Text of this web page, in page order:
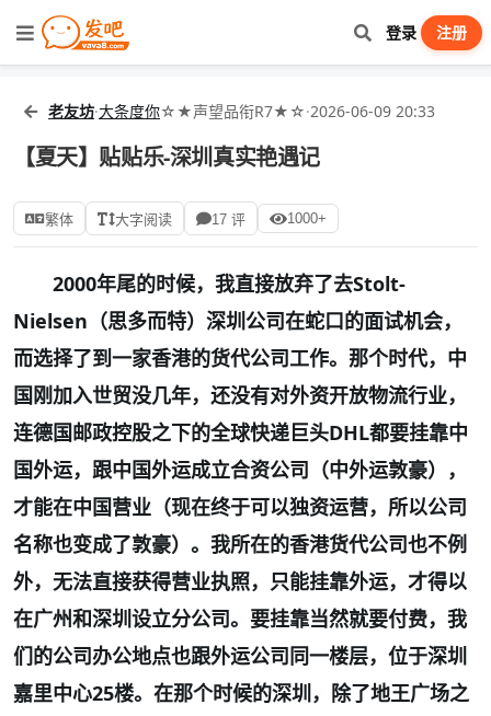
登录 注册
老友坊·大条度你☆★声望品衔R7★☆·2026-06-09 20:33
【夏天】贴贴乐-深圳真实艳遇记
繁体 大字阅读 17 评 1000+
2000年尾的时候，我直接放弃了去Stolt-
Nielsen （思多而特）深圳公司在蛇口的面试机会，
而选择了到一家香港的货代公司工作。那个时代，中
国刚加入世贸没几年，还没有对外资开放物流行业，
连德国邮政控股之下的全球快递巨头DHL都要挂靠中
国外运，跟中国外运成立合资公司（中外运敦豪），
才能在中国营业（现在终于可以独资运营，所以公司
名称也变成了敦豪）。我所在的香港货代公司也不例
外，无法直接获得营业执照，只能挂靠外运，才得以
在广州和深圳设立分公司。要挂靠当然就要付费，我
们的公司办公地点也跟外运公司同一楼层，位于深圳
嘉里中心25楼。在那个时候的深圳，除了地王广场之